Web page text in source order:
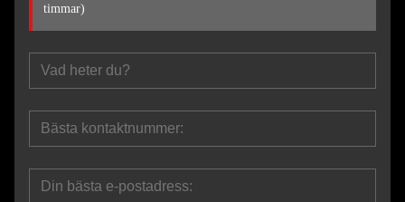
timmar)